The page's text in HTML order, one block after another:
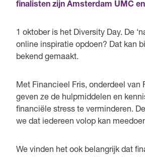
finalisten zijn Amsterdam UMC
1 oktober is het Diversity Day. De
online inspiratie opdoen? Dat kan
bekend gemaakt.
Met Financieel Fris, onderdeel
geven ze de hulpmiddelen en
financiële stress te verminderen.
we dat iedereen volop kan
We vinden het ook belangrijk dat